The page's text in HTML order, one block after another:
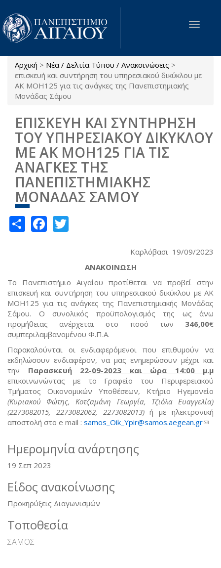
Παράκαμψη προς το κυρίως περιεχόμενο
Toggle
Είστε εδώ
Αρχική > Νέα / Δελτία Τύπου / Ανακοινώσεις >
επισκευή και συντήρηση του υπηρεσιακού δικύκλου με
ΑΚ ΜΟΗ125 για τις ανάγκες της Πανεπιστημιακής
Μονάδας Σάμου
ΕΠΙΣΚΕΥΗ ΚΑΙ ΣΥΝΤΗΡΗΣΗ
ΤΟΥ ΥΠΗΡΕΣΙΑΚΟΥ ΔΙΚΥΚΛΟΥ
ΜΕ ΑΚ ΜΟΗ125 ΓΙΑ ΤΙΣ
ΑΝΑΓΚΕΣ ΤΗΣ
ΠΑΝΕΠΙΣΤΗΜΙΑΚΗΣ
ΜΟΝΑΔΑΣ ΣΑΜΟΥ
ShareFacebook
Καρλόβασι 19/09/2023
ΑΝΑΚΟΙΝΩΣΗ
Το Πανεπιστήμιο Αιγαίου προτίθεται να προβεί στην
επισκευή και συντήρηση του υπηρεσιακού δικύκλου με ΑΚ
ΜΟΗ125 για τις ανάγκες της Πανεπιστημιακής Μονάδας
Σάμου. Ο συνολικός προϋπολογισμός της ως άνω
προμήθειας ανέρχεται στο ποσό των 346,00€
συμπεριλαμβανομένου Φ.Π.Α.
Παρακαλούνται οι ενδιαφερόμενοι που επιθυμούν να
εκδηλώσουν ενδιαφέρον, να μας ενημερώσουν μέχρι και
την Παρασκευή 22-09-2023 και ώρα 14:00 μ.μ
επικοινωνώντας με το Γραφείο του Περιφερειακού
Τμήματος Οικονομικών Υποθέσεων, Κτήριο Ηγεμονείο
(Κυριακού Φώτης, Κοτζαμάνη Γεωργία, Τζιόλα Ευαγγελία)
(2273082015, 2273082062, 2273082013)ή με ηλεκτρονική
αποστολή στο e mail : samos_Oik_Ypir@samos.aegean.gr(link
Ημερομηνία ανάρτησης
19 Σεπ 2023
Είδος ανακοίνωσης
Προκηρύξεις Διαγωνισμών
Τοποθεσία
ΣΑΜΟΣ